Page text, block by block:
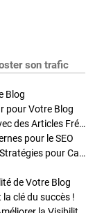
son trafic
Blog
pour Votre Blog
Stratégies de Publication : Boostez Votre Blog avec des Articles Fréquents et Exclusifs
pour le SEO
Enrichir Vos Articles avec des Contenus Riches : Stratégies pour Captiver et Optimiser
de Votre Blog
clé du succès !